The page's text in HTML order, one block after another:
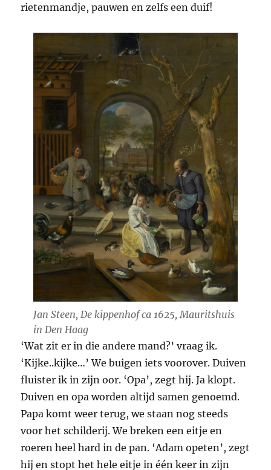
rietenmandje, pauwen en zelfs een duif!
Jan Steen, De kippenhofca 1625, Mauritshuis
in Den Haag
‘Wat zit er in die andere mand?’ vraag ik.
‘Kijke..kijke…’ We buigen iets voorover. Duiven
fluister ik in zijn oor. ‘Opa’, zegt hij. Ja klopt.
Duiven en opa worden altijd samen genoemd.
Papa komt weer terug, we staan nog steeds
voor het schilderij. We breken een eitje en
roeren heel hard in de pan. ‘Adam opeten’, zegt
hij en stopt het hele eitje in één keer in zijn